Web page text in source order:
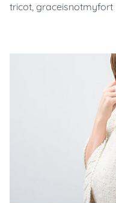
tricot, graceisnotmyfort